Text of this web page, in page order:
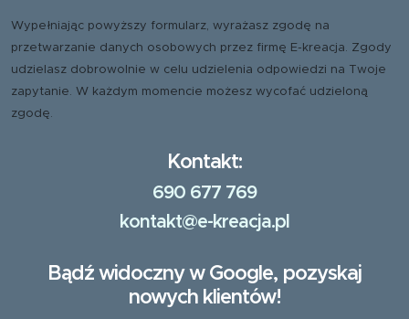
Wypełniając powyższy formularz, wyrażasz zgodę na
przetwarzanie danych osobowych przez firmę E-kreacja. Zgody
udzielasz dobrowolnie w celu udzielenia odpowiedzi na Twoje
zapytanie. W każdym momencie możesz wycofać udzieloną
zgodę.
Kontakt:
690 677 769
kontakt@e-kreacja.pl
Bądź widoczny w Google, pozyskaj
nowych klientów!